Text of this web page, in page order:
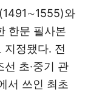
와
한문 필사본
지정됐다. 전
초·중기 관
서 쓰인 최초